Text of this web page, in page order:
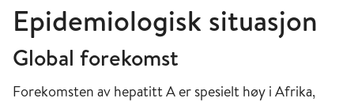
serologiske tester ble tilgjengelig i Norge i 1979.
Normalt immunglobulin (HNIG) har vært brukt
profylaktisk siden 1945. Vaksine har vært
tilgjengelig siden 1992.
Epidemiologisk situasjon
Global forekomst
Forekomsten av hepatitt A er spesielt høy i Afrika,